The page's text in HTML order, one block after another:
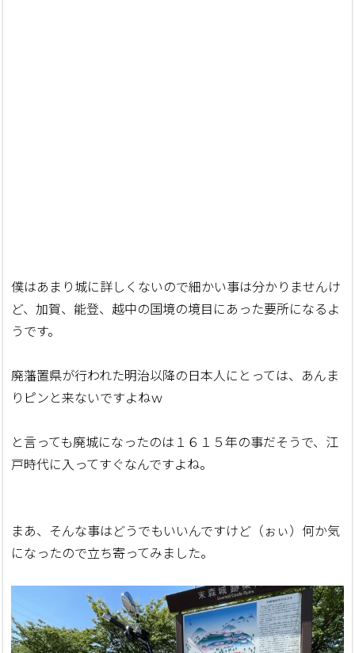
僕はあまり城に詳しくないので細かい事は分かりませんけ
ど、加賀、能登、越中の国境の境目にあった要所になるよ
うです。
廃藩置県が行われた明治以降の日本人にとっては、あんま
りピンと来ないですよねｗ
と言っても廃城になったのは１６１５年の事だそうで、江
戸時代に入ってすぐなんですよね。
まあ、そんな事はどうでもいいんですけど（ぉぃ）何か気
になったので立ち寄ってみました。